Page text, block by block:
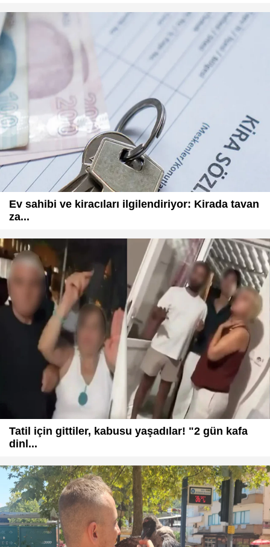
Ev sahibi ve kiracıları ilgilendiriyor: Kirada tavan
za...
Tatil için gittiler, kabusu yaşadılar! "2 gün kafa
dinl...